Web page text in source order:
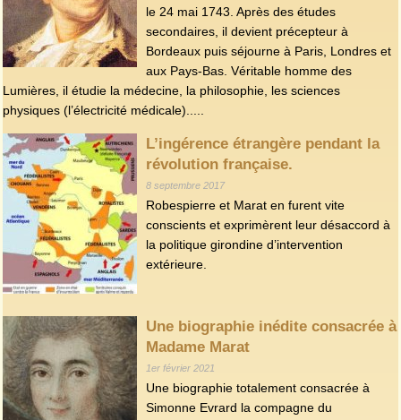
le 24 mai 1743. Après des études
secondaires, il devient précepteur à
Bordeaux puis séjourne à Paris, Londres et
aux Pays-Bas. Véritable homme des
Lumières, il étudie la médecine, la philosophie, les sciences
physiques (l’électricité médicale).....
L’ingérence étrangère pendant la
révolution française.
8 septembre 2017
Robespierre et Marat en furent vite
conscients et exprimèrent leur désaccord à
la politique girondine d’intervention
extérieure.
Une biographie inédite consacrée à
Madame Marat
1er février 2021
Une biographie totalement consacrée à
Simonne Evrard la compagne du